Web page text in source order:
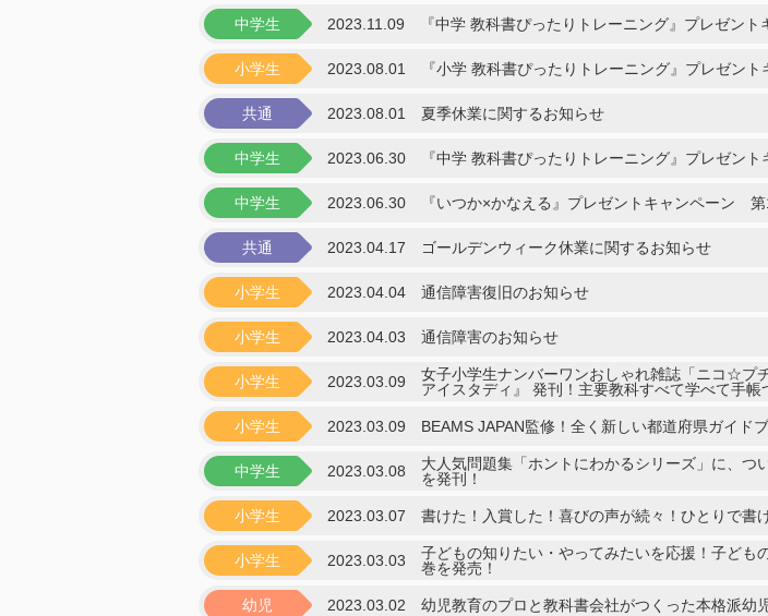
中学生 2023.11.09 『中学 教科書ぴったりトレーニング』プレゼ
小学生 2023.08.01 『小学 教科書ぴったりトレーニング』プレゼン
共通 2023.08.01 夏季休業に関するお知らせ
中学生 2023.06.30 『中学 教科書ぴったりトレーニング』プレゼ
中学生 2023.06.30 『いつか×かなえる』プレゼントキャンペーン
共通 2023.04.17 ゴールデンウィーク休業に関するお知らせ
小学生 2023.04.04 通信障害復旧のお知らせ
小学生 2023.04.03 通信障害のお知らせ
小学生 2023.03.09
⼥⼦⼩学⽣ナンバーワンおしゃれ雑誌「ニコ☆プ
アイスタディ』 発刊！主要教科すべて学べて⼿帳
小学生 2023.03.09 BEAMS JAPAN監修！全く新しい都道府県ガイド
中学生 2023.03.08
大人気問題集「ホントにわかるシリーズ」に、つ
を発刊！
小学生 2023.03.07 書けた！⼊賞した！喜びの声が続々！ひとりで書
小学生 2023.03.03
⼦どもの知りたい・やってみたいを応援！⼦ど
巻を発売！
幼児 2023.03.02 幼児教育のプロと教科書会社がつくった本格派幼